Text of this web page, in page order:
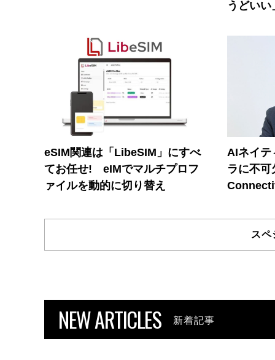
うどいい
eSIM関連は「LibeSIM」にすべ
てお任せ! eIMでマルチプロフ
ァイルを動的に切り替え
AIネイテ
ラに不
スペ
NEW ARTICLES 新着記事